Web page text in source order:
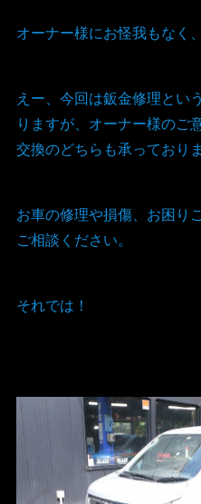
オーナー様にお怪我もなく
えー、今回は鈑金修理とい
りますが、オーナー様のご
交換のどちらも承っておりま
お車の修理や損傷、お困り
ご相談ください。
それでは！